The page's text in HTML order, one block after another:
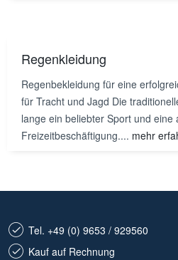
Regenkleidung
Regenbekleidung für eine
für Tracht und Jagd Die
lange ein beliebter Sport und eine
Freizeitbeschäftigung.... mehr
Tel. +49 (0) 9653 / 929560
Kauf auf Rechnung